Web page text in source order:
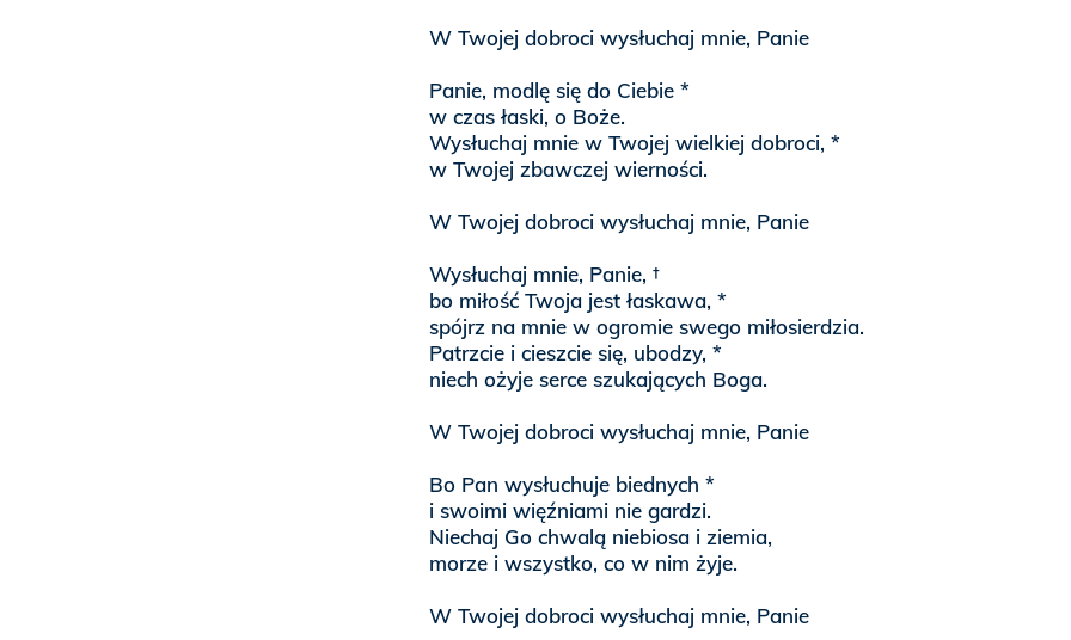
W Twojej dobroci wysłuchaj mnie, Panie
Panie, modlę się do Ciebie *
w czas łaski, o Boże.
Wysłuchaj mnie w Twojej wielkiej dobroci, *
w Twojej zbawczej wierności.
W Twojej dobroci wysłuchaj mnie, Panie
Wysłuchaj mnie, Panie, †
bo miłość Twoja jest łaskawa, *
spójrz na mnie w ogromie swego miłosierdzia.
Patrzcie i cieszcie się, ubodzy, *
niech ożyje serce szukających Boga.
W Twojej dobroci wysłuchaj mnie, Panie
Bo Pan wysłuchuje biednych *
i swoimi więźniami nie gardzi.
Niechaj Go chwalą niebiosa i ziemia,
morze i wszystko, co w nim żyje.
W Twojej dobroci wysłuchaj mnie, Panie